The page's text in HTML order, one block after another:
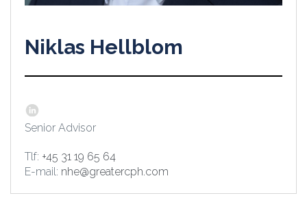
Niklas Hellblom
Senior Advisor
Tlf: +45 31 19 65 64
E-mail: nhe@greatercph.com